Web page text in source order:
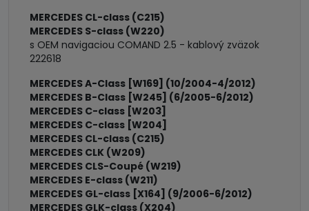
MERCEDES CL-class (C215)
MERCEDES S-class (W220)
s OEM navigaciou COMAND 2.5 - kablový zväzok
222618
MERCEDES A-Class [W169] (10/2004-4/2012)
MERCEDES B-Class [W245] (6/2005-6/2012)
MERCEDES C-class [W203]
MERCEDES C-class [W204]
MERCEDES CL-class (C215)
MERCEDES CLK (W209)
MERCEDES CLS-Coupé (W219)
MERCEDES E-class (W211)
MERCEDES GL-class [X164] (9/2006-6/2012)
MERCEDES GLK-class (X204)